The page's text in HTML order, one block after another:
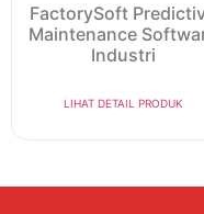
FactorySoft
Maintenance
Industri
LIHAT DETAIL PRODUK